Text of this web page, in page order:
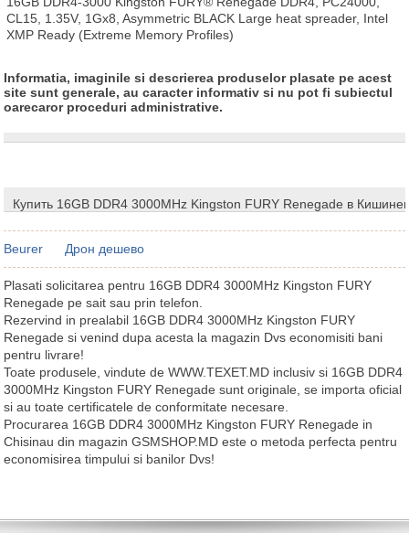
CL15, 1.35V, 1Gx8, Asymmetric BLACK Large heat spreader, Intel
XMP Ready (Extreme Memory Profiles)
Informatia, imaginile si descrierea produselor plasate pe acest
site sunt generale, au caracter informativ si nu pot fi subiectul
oarecaror proceduri administrative.
Купить 16GB DDR4 3000MHz Kingston FURY Renegade в
Beurer Дрон дешево
Plasati solicitarea pentru 16GB DDR4 3000MHz Kingston FURY
Renegade pe sait sau prin telefon.
Rezervind in prealabil 16GB DDR4 3000MHz Kingston FURY
Renegade si venind dupa acesta la magazin Dvs economisiti bani
pentru livrare!
Toate produsele, vindute de WWW.TEXET.MD inclusiv si 16GB DDR4
3000MHz Kingston FURY Renegade sunt originale, se importa oficial
si au toate certificatele de conformitate necesare.
Procurarea 16GB DDR4 3000MHz Kingston FURY Renegade in
Chisinau din magazin GSMSHOP.MD este o metoda perfecta pentru
economisirea timpului si banilor Dvs!